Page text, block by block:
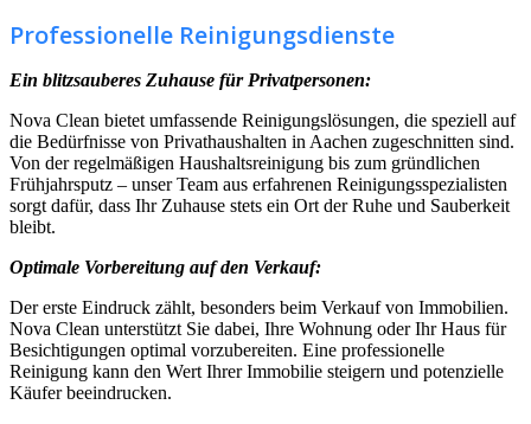
Professionelle Reinigungsdienste
Ein blitzsauberes Zuhause für Privatpersonen:
Nova Clean bietet umfassende Reinigungslösungen, die speziell auf
die Bedürfnisse von Privathaushalten in Aachen zugeschnitten sind.
Von der regelmäßigen Haushaltsreinigung bis zum gründlichen
Frühjahrsputz – unser Team aus erfahrenen Reinigungsspezialisten
sorgt dafür, dass Ihr Zuhause stets ein Ort der Ruhe und Sauberkeit
bleibt.
Optimale Vorbereitung auf den Verkauf:
Der erste Eindruck zählt, besonders beim Verkauf von Immobilien.
Nova Clean unterstützt Sie dabei, Ihre Wohnung oder Ihr Haus für
Besichtigungen optimal vorzubereiten. Eine professionelle
Reinigung kann den Wert Ihrer Immobilie steigern und potenzielle
Käufer beeindrucken.